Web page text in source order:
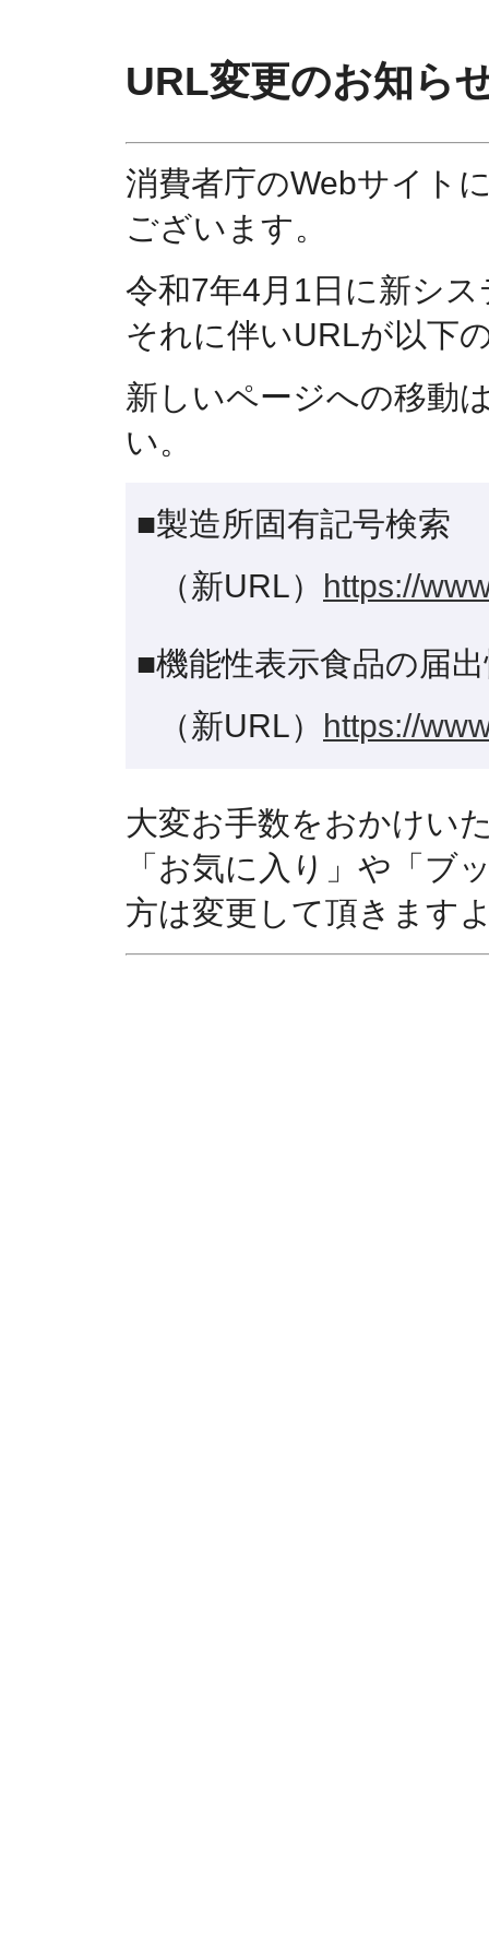
URL変更のお知ら
消費者庁のWebサイト
ございます。
令和7年4月1日に新シ
それに伴いURLが以下
新しいページへの移動
い。
■製造所固有記号検索
（新URL） https://
■機能性表示食品の届
（新URL） https://
大変お手数をおかけい
「お気に入り」や「ブ
方は変更して頂きます